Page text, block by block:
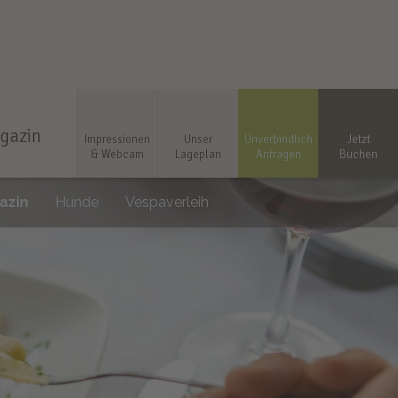
Hunde Vespaverleih
Impressionen
& Webcam
Unser
Lageplan
Unverbindlich
Anfragen
Jetzt
Buchen